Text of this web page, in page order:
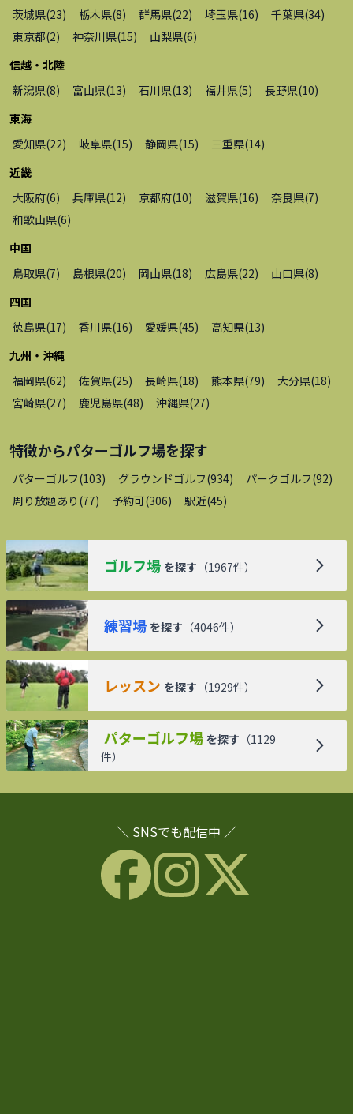
茨城県(23) 栃木県(8) 群馬県(22) 埼玉県(16) 千葉県(34)
東京都(2) 神奈川県(15) 山梨県(6)
信越・北陸
新潟県(8) 富山県(13) 石川県(13) 福井県(5) 長野県(10)
東海
愛知県(22) 岐阜県(15) 静岡県(15) 三重県(14)
近畿
大阪府(6) 兵庫県(12) 京都府(10) 滋賀県(16) 奈良県(7)
和歌山県(6)
中国
鳥取県(7) 島根県(20) 岡山県(18) 広島県(22) 山口県(8)
四国
徳島県(17) 香川県(16) 愛媛県(45) 高知県(13)
九州・沖縄
福岡県(62) 佐賀県(25) 長崎県(18) 熊本県(79) 大分県(18)
宮崎県(27) 鹿児島県(48) 沖縄県(27)
特徴からパターゴルフ場を探す
パターゴルフ(103) グラウンドゴルフ(934) パークゴルフ(92)
周り放題あり (77) 予約可(306) 駅近(45)
ゴルフ場 を探す （1967件）
練習場 を探す （4046件）
レッスン を探す （1929件）
パターゴルフ場 を探す （1129
件）
＼ SNSでも配信中 ／